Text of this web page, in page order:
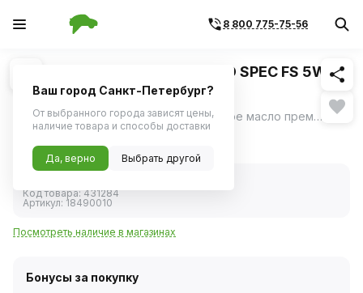
8 800 775-75-56
1/1 Похожие
Масло моторное ZEPRO EURO SPEC FS 5W40
A3/B4 синтетика (1л)
Современное синтетическое моторное масло премиум-класса, разработанное для обеспечения надежной защиты двигателя в различных условиях эксплуатации. ещё
Код товара:431284
Артикул: 18490010
Посмотреть наличие в магазинах
Бонусы за покупку
Ваш город Санкт-Петербург?
От выбранного города зависят цены,
наличие товара и способы доставки
Да, верно Выбрать другой